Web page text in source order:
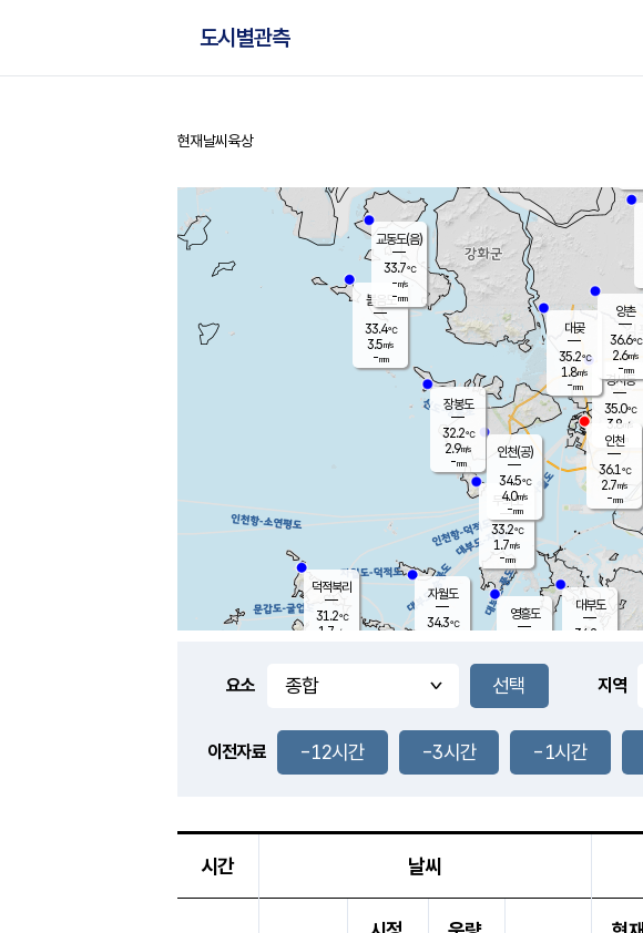
도시별관측
홈
현재날씨 육상
풍도
2.4m/s
무의도
33.2℃
1.7m/s
-mm
영흥도
볼음도
33.4℃
3.5m/s
-mm
자월도
34.3℃
장봉도
32.2℃
2.9m/s
-mm
대부도
34.2
-
경서동
35.0℃
3.8 m/s
-mm
대곶
35.2℃
1.8m/s
-mm
양촌
36.6℃
2.6m/s
-mm
덕적북리
31.2℃
1.7 m/s
인천(공)
34.5℃
4.0m/s
-mm
교동도(음)
33.7℃
-m/s
-mm
인천
36.1℃
2.7m/s
-mm
요소 지역
이전자료 -12시간 -3시간 -1시간
시간 날씨